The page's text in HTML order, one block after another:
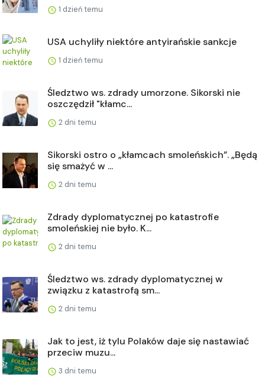
1 dzień temu
USA uchyliły niektóre antyirańskie sankcje
1 dzień temu
Śledztwo ws. zdrady umorzone. Sikorski nie
oszczędził "kłamc...
2 dni temu
Sikorski ostro o „kłamcach smoleńskich”. „Będą
się smażyć w ...
2 dni temu
Zdrady dyplomatycznej po katastrofie
smoleńskiej nie było. K...
2 dni temu
Śledztwo ws. zdrady dyplomatycznej w
związku z katastrofą sm...
2 dni temu
Jak to jest, iż tylu Polaków daje się nastawiać
przeciw muzu...
3 dni temu